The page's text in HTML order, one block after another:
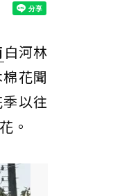
白河林
花聞
以往
。